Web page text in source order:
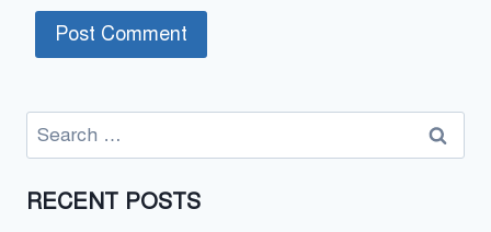
Search
for:
RECENT POSTS